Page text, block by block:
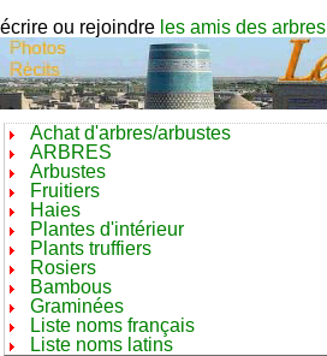
écrire ou rejoindre les amis des arbres
Achat d'arbres/arbustes
ARBRES
Arbustes
Fruitiers
Haies
Plantes d'intérieur
Plants truffiers
Rosiers
Bambous
Graminées
Liste noms français
Liste noms latins